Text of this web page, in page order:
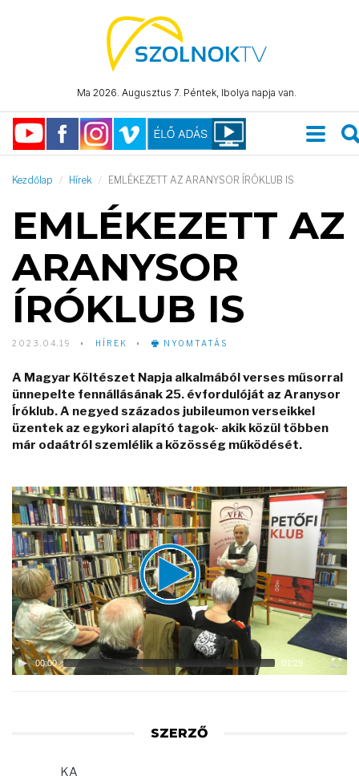
Ma 2026. Augusztus 7. Péntek, Ibolya napja van.
Kezdőlap Hírek EMLÉKEZETT AZ ARANYSOR ÍRÓKLUB IS
EMLÉKEZETT AZ
ARANYSOR
ÍRÓKLUB IS
2023.04.19 HÍREK NYOMTATÁS
A Magyar Költészet Napja alkalmából verses műsorral
ünnepelte fennállásának 25. évfordulóját az Aranysor
Íróklub. A negyed százados jubileumon verseikkel
üzentek az egykori alapító tagok- akik közül többen
már odaátról szemlélik a közösség működését.
Video
Player
00:00 01:29
SZERZŐ
KA